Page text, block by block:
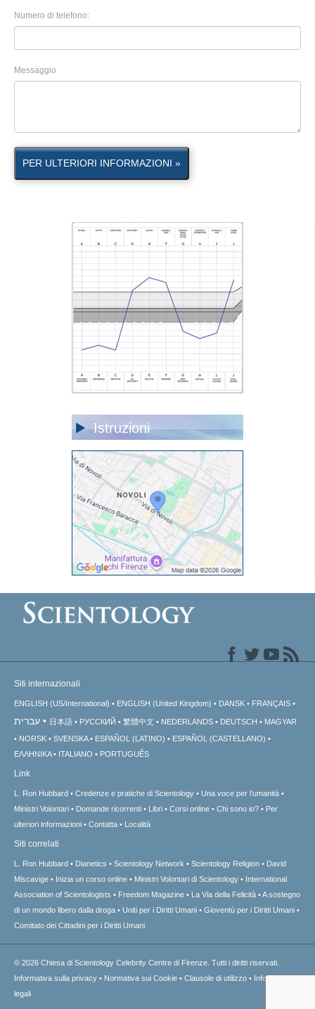
Numero di telefono:
Messaggio
PER ULTERIORI INFORMAZIONI »
Istruzioni
Siti internazionali
ENGLISH (US/International) ENGLISH (United Kingdom) DANSK FRANÇAIS
עברית 日本語 РУССКИЙ 繁體中文 NEDERLANDS DEUTSCH
MAGYAR
NORSK
SVENSKA ESPAÑOL (LATINO)
ESPAÑOL (CASTELLANO)
ΕΛΛΗΝΙΚA
ITALIANO PORTUGUÊS
Link
L. Ron Hubbard Credenze e pratiche di Scientology
Una voce per l’umanità
Ministri Volontari
Domande ricorrenti Libri Corsi online Chi sono io?
Per
ulteriori informazioni
Contatta Località
Siti correlati
L. Ron Hubbard Dianetics Scientology Network Scientology Religion
David
Miscavige
Inizia un corso online Ministri Volontari di Scientology
International
Association of Scientologists
Freedom Magazine La Via della Felicità
A sostegno
di un mondo libero dalla droga
Uniti per i Diritti Umani
Gioventù per i Diritti Umani
Comitato dei Cittadini per i Diritti Umani
© 2026 Chiesa di Scientology Celebrity Centre di Firenze. Tutti i diritti riservati.
Informativa sulla privacy • Normativa sui Cookie • Clausole di utilizzo • Informazioni
legali